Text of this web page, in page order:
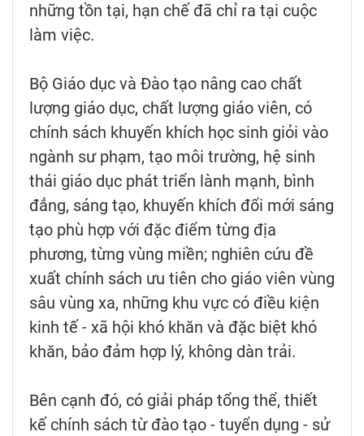
những tồn tại, hạn chế đã chỉ ra tại cuộc
làm việc.
Bộ Giáo dục và Đào tạo nâng cao chất
lượng giáo dục, chất lượng giáo viên, có
chính sách khuyến khích học sinh giỏi vào
ngành sư phạm, tạo môi trường, hệ sinh
thái giáo dục phát triển lành mạnh, bình
đẳng, sáng tạo, khuyến khích đổi mới sáng
tạo phù hợp với đặc điểm từng địa
phương, từng vùng miền; nghiên cứu đề
xuất chính sách ưu tiên cho giáo viên vùng
sâu vùng xa, những khu vực có điều kiện
kinh tế - xã hội khó khăn và đặc biệt khó
khăn, bảo đảm hợp lý, không dàn trải.
Bên cạnh đó, có giải pháp tổng thể, thiết
kế chính sách từ đào tạo - tuyển dụng - sử